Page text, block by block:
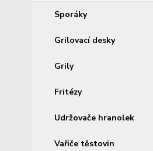
Sporáky
Grilovací desky
Grily
Fritézy
Udržovače hranolek
Vařiče těstovin